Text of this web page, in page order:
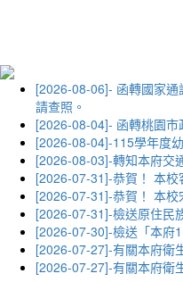
[2026-08-06]- 函轉國家
請查照。
[2026-08-04]- 函轉桃園
[2026-08-04]-115學年度
[2026-08-03]-轉知本府交
[2026-07-31]-恭賀！ 本
[2026-07-31]-恭賀！ 本
[2026-07-31]-檢送原住民
[2026-07-30]-檢送「本府
[2026-07-27]-有關本府衛
[2026-07-27]-有關本府衛